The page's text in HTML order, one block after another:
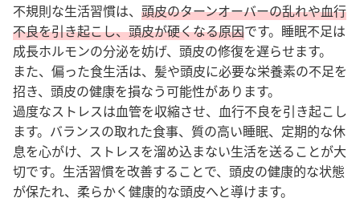
不規則な生活習慣は、 頭皮のターンオーバーの乱れや血行
不良を引き起こし、頭皮が硬くなる原因です。睡眠不足は
成長ホルモンの分泌を妨げ、頭皮の修復を遅らせます。
また、偏った食生活は、髪や頭皮に必要な栄養素の不足を
招き、頭皮の健康を損なう可能性があります。
過度なストレスは血管を収縮させ、血行不良を引き起こし
ます。バランスの取れた食事、質の高い睡眠、定期的な休
息を心がけ、ストレスを溜め込まない生活を送ることが大
切です。 生活習慣を改善することで、頭皮の健康的な状態
が保たれ、柔らかく健康的な頭皮へと導けます。